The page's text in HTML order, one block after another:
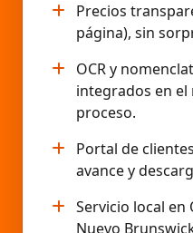
Precios
página), sin
OCR y
integrados en
proceso.
Portal de
avance y
Servicio local en
Nuevo